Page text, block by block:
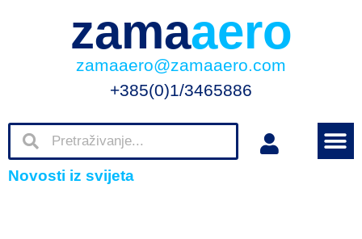
zamaaero
zamaaero@zamaaero.com
+385(0)1/3465886
Novosti iz svijeta